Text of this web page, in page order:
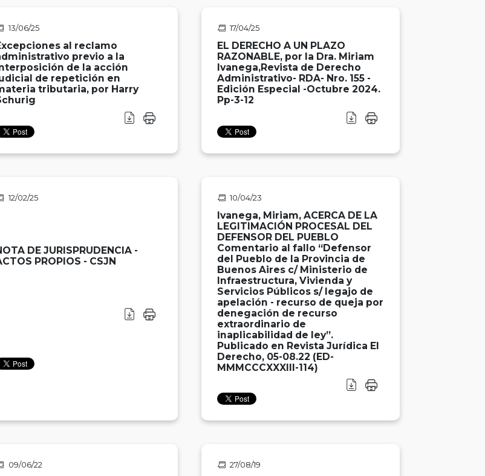
13/06/25
al reclamo
previo a la
de la acción
de repetición en
tributaria, por Harry
17/04/25
EL DERECHO A UN PLAZO
RAZONABLE, por la Dra. Miriam
Ivanega,Revista de Derecho
Administrativo- RDA- Nro. 155 -
Edición Especial -Octubre 2024.
Pp-3-12
12/02/25
DE JURISPRUDENCIA -
PROPIOS - CSJN
10/04/23
Ivanega, Miriam, ACERCA DE LA
LEGITIMACIÓN PROCESAL DEL
DEFENSOR DEL PUEBLO
Comentario al fallo “Defensor
del Pueblo de la Provincia de
Buenos Aires c/ Ministerio de
Infraestructura, Vivienda y
Servicios Públicos s/ legajo de
apelación - recurso de queja por
denegación de recurso
extraordinario de
inaplicabilidad de ley”.
Publicado en Revista Jurídica El
Derecho, 05-08.22 (ED-
MMMCCCXXXIII-114)
09/06/22 27/08/19